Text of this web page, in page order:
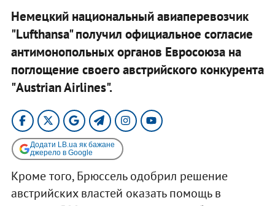
Немецкий национальный авиаперевозчик
"Lufthansa" получил официальное согласие
антимонопольных органов Евросоюза на
поглощение своего австрийского конкурента
"Austrian Airlines".
Додати LB.ua як бажане
джерело в Google
Кроме того, Брюссель одобрил решение
австрийских властей оказать помощь в